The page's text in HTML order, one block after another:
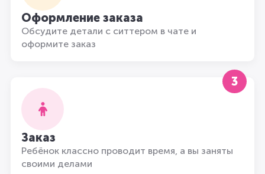
Оформление заказа
Обсудите детали с ситтером в чате и
оформите заказ
3
Заказ
Ребёнок классно проводит время, а вы заняты
своими делами